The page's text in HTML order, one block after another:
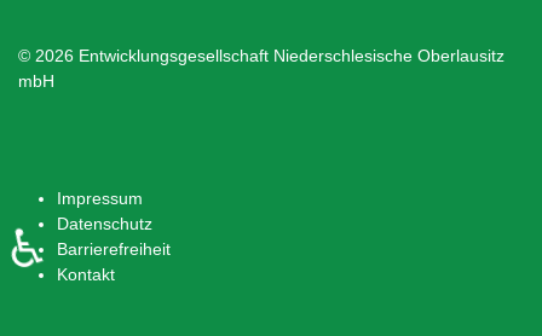
© 2026 Entwicklungsgesellschaft Niederschlesische Oberlausitz
mbH
Impressum
Datenschutz
Barrierefreiheit
Kontakt